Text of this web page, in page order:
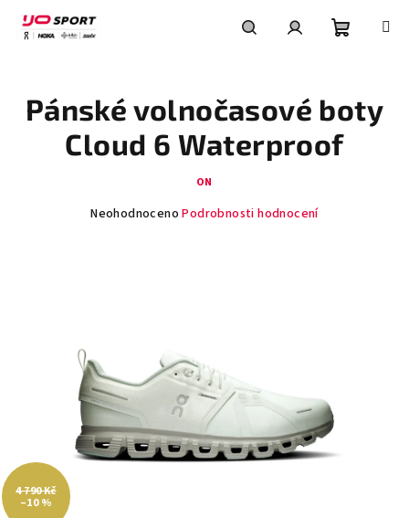
obsah
košík
Pánské volnočasové boty
Cloud 6 Waterproof
ON
Průměrné
Neohodnoceno Podrobnosti hodnocení
4 790 Kč
–10 %